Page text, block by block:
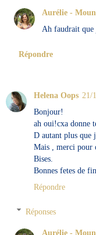
Aurélie -
Ah faudrait que
Répondre
Helena Oops 21/
Bonjour!
ah oui!cxa donne
D autant plus que
Mais , merci pour
Bises.
Bonnes fetes de
Répondre
Réponses
Aurélie -